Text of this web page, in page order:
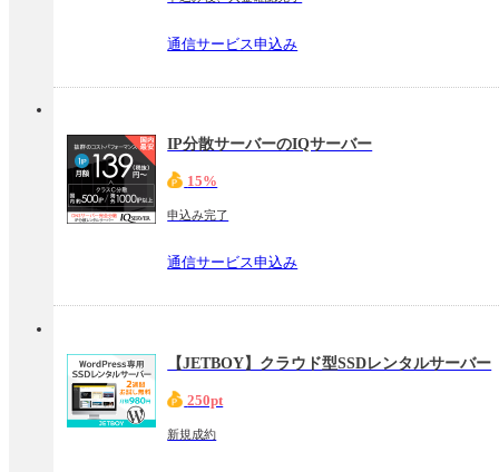
通信サービス申込み
IP分散サーバーのIQサーバー
15%
申込み完了
通信サービス申込み
【JETBOY】クラウド型SSDレンタルサーバー
250pt
新規成約